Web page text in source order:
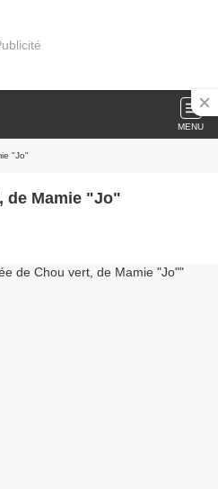
MENU
"Jo"
de Mamie "Jo"